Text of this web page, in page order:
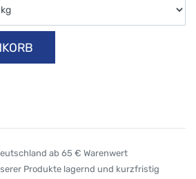
ab 65 € Warenwert
Produkte lagernd und kurzfristig